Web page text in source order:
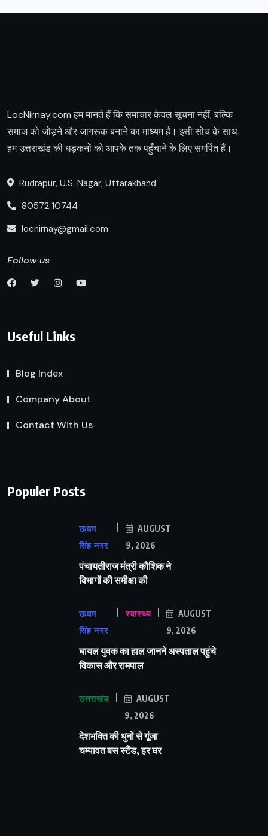
LocNirnay.com हम मानते हैं कि समाचार केवल सूचना नहीं, बल्कि
समाज को जोड़ने और जागरूक बनाने का माध्यम है। इसी सोच के साथ
हम उत्तराखंड की धड़कनों को आपके तक पहुँचाने के लिए समर्पित हैं।
Rudrapur, U.S. Nagar, Uttarakhand
80572 10744
locnirnay@gmail.com
Follow us
Useful Links
Blog Index
Company About
Contact With Us
Populer Posts
ऊधम
सिंह नगर
AUGUST
9, 2026
पंचायतीराज मंत्री कौशिक ने
विभागों की समीक्षा की
ऊधम
सिंह नगर
स्वास्थ्य
AUGUST
9, 2026
घायल युवक का हाल जानने अस्पताल पहुंचे
विकास और रामपाल
उत्तराखंड
AUGUST
9, 2026
देशभक्ति की धुनों से गूंजा
चम्पावत बस स्टैंड, हर घर